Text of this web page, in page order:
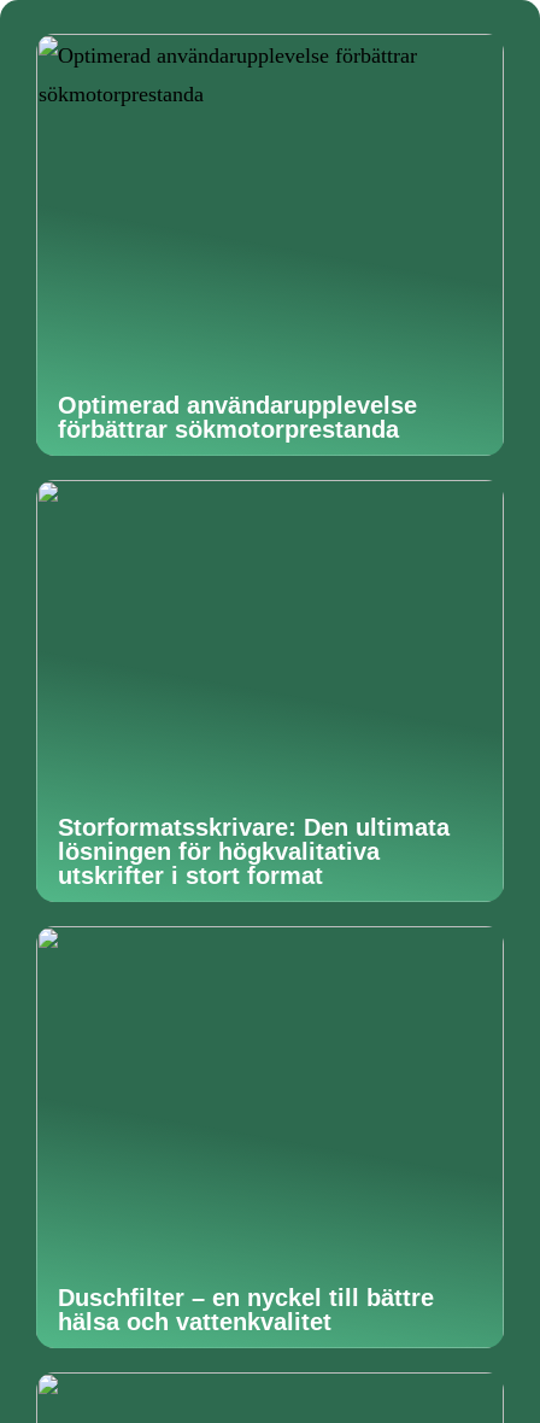
Optimerad användarupplevelse
förbättrar sökmotorprestanda
Storformatsskrivare: Den ultimata
lösningen för högkvalitativa
utskrifter i stort format
Duschfilter – en nyckel till bättre
hälsa och vattenkvalitet